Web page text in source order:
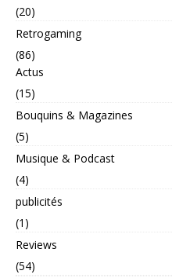
(20)
Retrogaming
(86)
Actus
(15)
Bouquins & Magazines
(5)
Musique & Podcast
(4)
publicités
(1)
Reviews
(54)